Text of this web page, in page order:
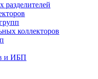
разделителей
коллекторов
и ИБП